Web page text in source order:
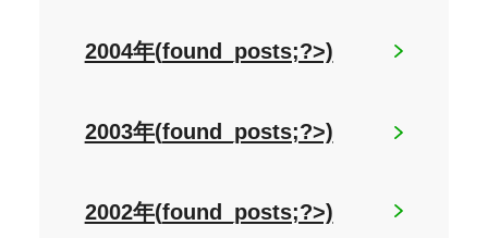
2004年(found_posts;?>)
2003年(found_posts;?>)
2002年(found_posts;?>)